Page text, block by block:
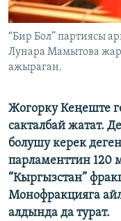
ЭЕ/АРнун бардык
“Бир Бол” партиясы
Лунара Мамытова
ажыраган.
Жогорку Кеңеште
сакталбай жатат.
болушу керек
парламенттин 120
“Кыргызстан”
Монофракцияга
алдында да турат.